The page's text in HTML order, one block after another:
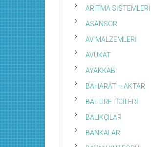
ARITMA SİSTEMLERİ
ASANSÖR
AV MALZEMLERİ
AVUKAT
AYAKKABI
BAHARAT – AKTAR
BAL ÜRETİCİLERİ
BALIKÇILAR
BANKALAR